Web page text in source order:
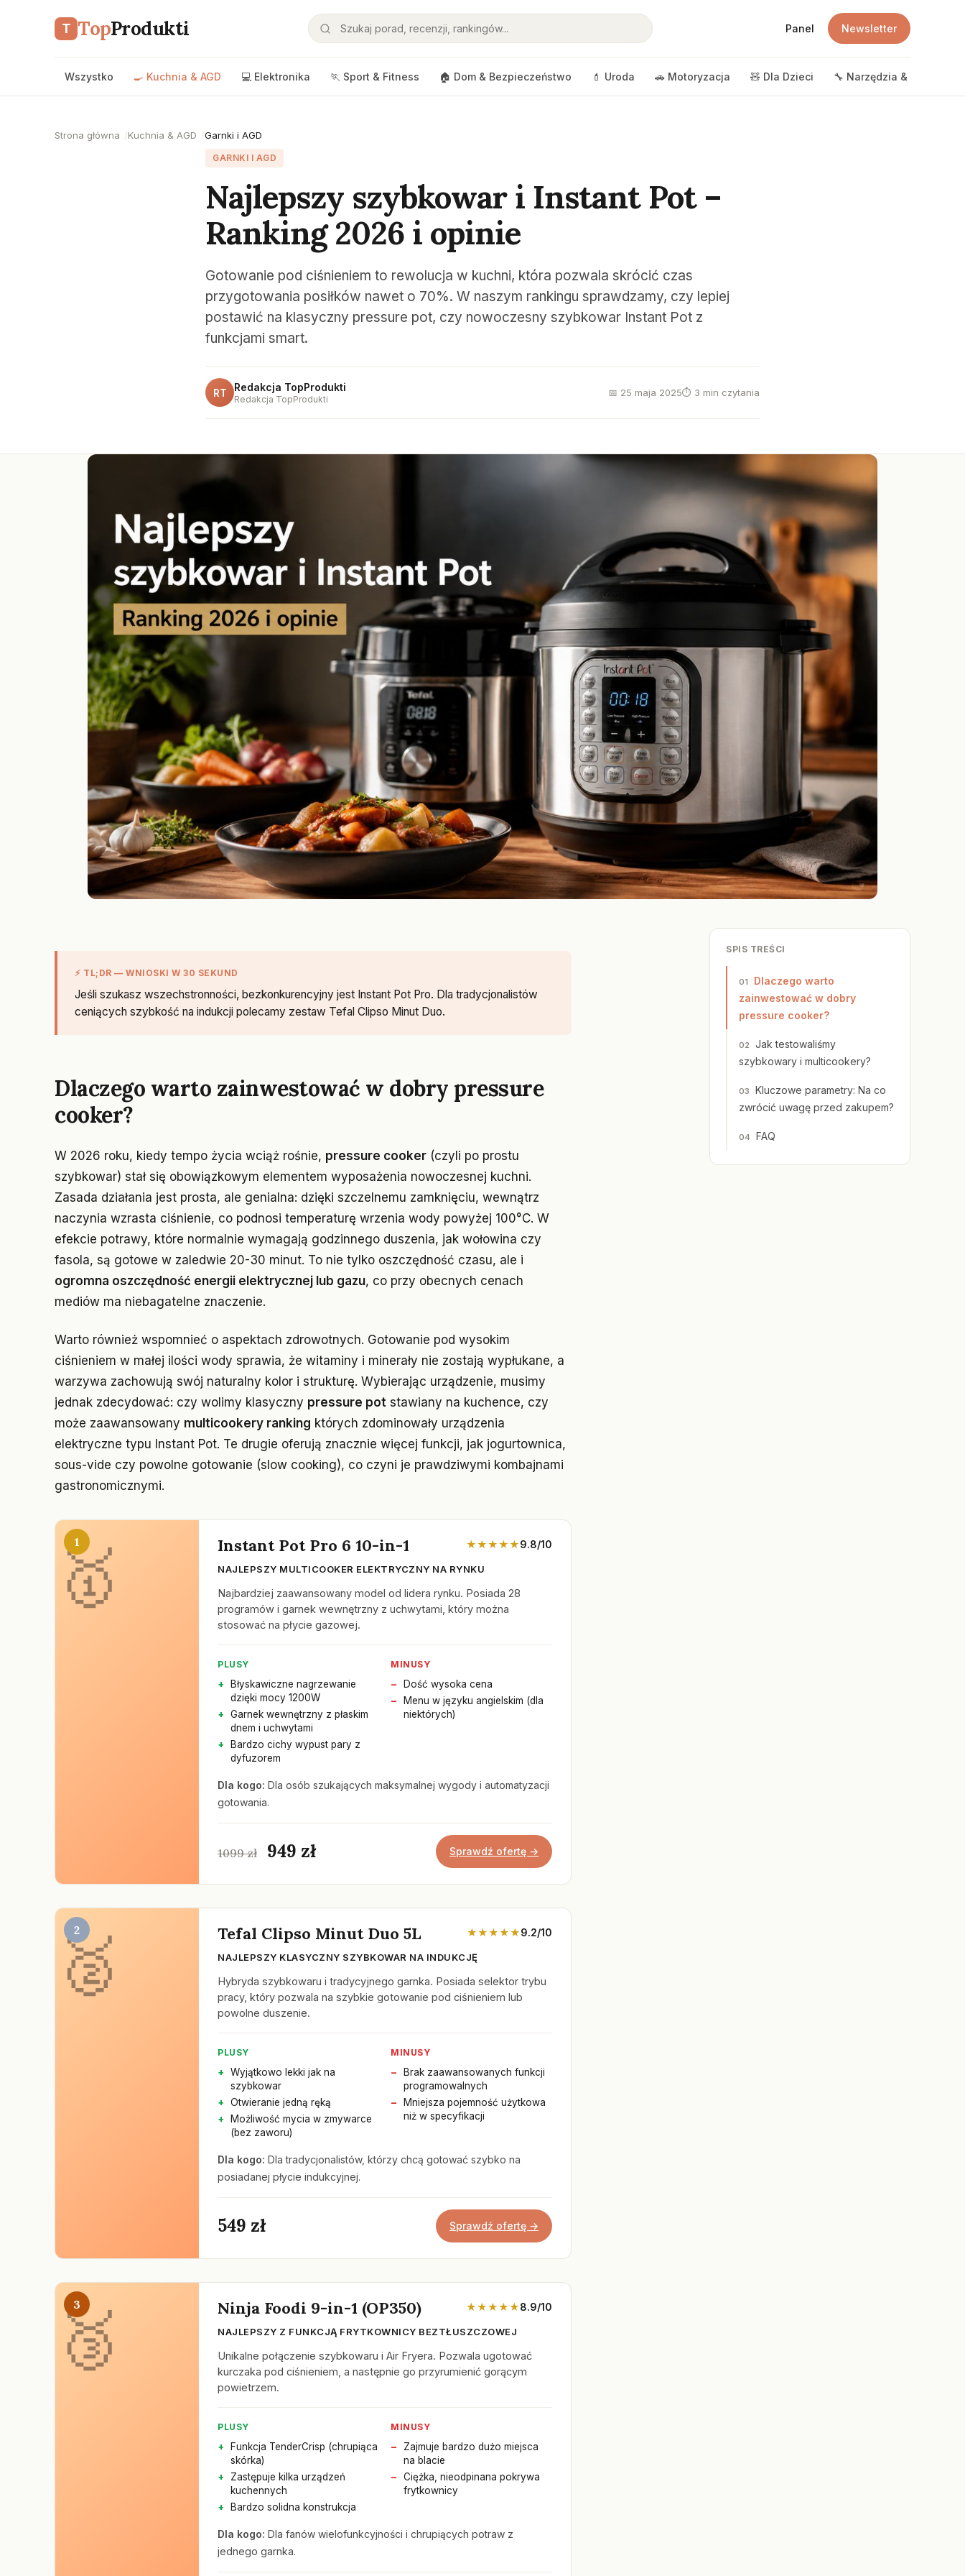
T TopProdukti Panel Newsletter
Wszystko 🍳 Kuchnia & AGD 💻 Elektronika 🏃 Sport & Fitness 🏠 Dom & Bezpieczeństwo 💄 Uroda 🚗 Motoryzacja 🧸 Dla Dzieci 🔧 Narzędzia & DIY
Strona główna Kuchnia & AGD Garnki i AGD
GARNKI I AGD
Najlepszy szybkowar i Instant Pot –
Ranking 2026 i opinie
Gotowanie pod ciśnieniem to rewolucja w kuchni, która pozwala skrócić czas
przygotowania posiłków nawet o 70%. W naszym rankingu sprawdzamy, czy lepiej
postawić na klasyczny pressure pot, czy nowoczesny szybkowar Instant Pot z
funkcjami smart.
RT Redakcja TopProdukti
Redakcja TopProdukti
📅 25 maja 2025⏱ 3 min czytania
⚡ TL;DR — WNIOSKI W 30 SEKUND
Jeśli szukasz wszechstronności, bezkonkurencyjny jest Instant Pot Pro. Dla tradycjonalistów
ceniących szybkość na indukcji polecamy zestaw Tefal Clipso Minut Duo.
Dlaczego warto zainwestować w dobry pressure
cooker?
W 2026 roku, kiedy tempo życia wciąż rośnie, pressure cooker (czyli po prostu
szybkowar) stał się obowiązkowym elementem wyposażenia nowoczesnej kuchni.
Zasada działania jest prosta, ale genialna: dzięki szczelnemu zamknięciu, wewnątrz
naczynia wzrasta ciśnienie, co podnosi temperaturę wrzenia wody powyżej 100°C. W
efekcie potrawy, które normalnie wymagają godzinnego duszenia, jak wołowina czy
fasola, są gotowe w zaledwie 20-30 minut. To nie tylko oszczędność czasu, ale i
ogromna oszczędność energii elektrycznej lub gazu, co przy obecnych cenach
mediów ma niebagatelne znaczenie.
Warto również wspomnieć o aspektach zdrowotnych. Gotowanie pod wysokim
ciśnieniem w małej ilości wody sprawia, że witaminy i minerały nie zostają wypłukane, a
warzywa zachowują swój naturalny kolor i strukturę. Wybierając urządzenie, musimy
jednak zdecydować: czy wolimy klasyczny pressure pot stawiany na kuchence, czy
może zaawansowany multicookery ranking których zdominowały urządzenia
elektryczne typu Instant Pot. Te drugie oferują znacznie więcej funkcji, jak jogurtownica,
sous-vide czy powolne gotowanie (slow cooking), co czyni je prawdziwymi kombajnami
gastronomicznymi.
1 Instant Pot Pro 6 10-in-1 ★★★★★9.8/10
NAJLEPSZY MULTICOOKER ELEKTRYCZNY NA RYNKU
Najbardziej zaawansowany model od lidera rynku. Posiada 28
programów i garnek wewnętrzny z uchwytami, który można
stosować na płycie gazowej.
PLUSY
Błyskawiczne nagrzewanie
dzięki mocy 1200W
Garnek wewnętrzny z płaskim
dnem i uchwytami
Bardzo cichy wypust pary z
dyfuzorem
MINUSY
Dość wysoka cena
Menu w języku angielskim (dla
niektórych)
Dla kogo: Dla osób szukających maksymalnej wygody i automatyzacji
gotowania.
1099 zł 949 zł Sprawdź ofertę →
2 Tefal Clipso Minut Duo 5L ★★★★★9.2/10
NAJLEPSZY KLASYCZNY SZYBKOWAR NA INDUKCJĘ
Hybryda szybkowaru i tradycyjnego garnka. Posiada selektor trybu
pracy, który pozwala na szybkie gotowanie pod ciśnieniem lub
powolne duszenie.
PLUSY
Wyjątkowo lekki jak na
szybkowar
Otwieranie jedną ręką
Możliwość mycia w zmywarce
(bez zaworu)
MINUSY
Brak zaawansowanych funkcji
programowalnych
Mniejsza pojemność użytkowa
niż w specyfikacji
Dla kogo: Dla tradycjonalistów, którzy chcą gotować szybko na
posiadanej płycie indukcyjnej.
549 zł Sprawdź ofertę →
3 Ninja Foodi 9-in-1 (OP350) ★★★★★8.9/10
NAJLEPSZY Z FUNKCJĄ FRYTKOWNICY BEZTŁUSZCZOWEJ
Unikalne połączenie szybkowaru i Air Fryera. Pozwala ugotować
kurczaka pod ciśnieniem, a następnie go przyrumienić gorącym
powietrzem.
PLUSY
Funkcja TenderCrisp (chrupiąca
skórka)
Zastępuje kilka urządzeń
kuchennych
Bardzo solidna konstrukcja
MINUSY
Zajmuje bardzo dużo miejsca
na blacie
Ciężka, nieodpinana pokrywa
frytkownicy
Dla kogo: Dla fanów wielofunkcyjności i chrupiących potraw z
jednego garnka.
SPIS TREŚCI
Dlaczego warto
zainwestować w dobry
pressure cooker?
Jak testowaliśmy
szybkowary i multicookery?
Kluczowe parametry: Na co
zwrócić uwagę przed zakupem?
FAQ